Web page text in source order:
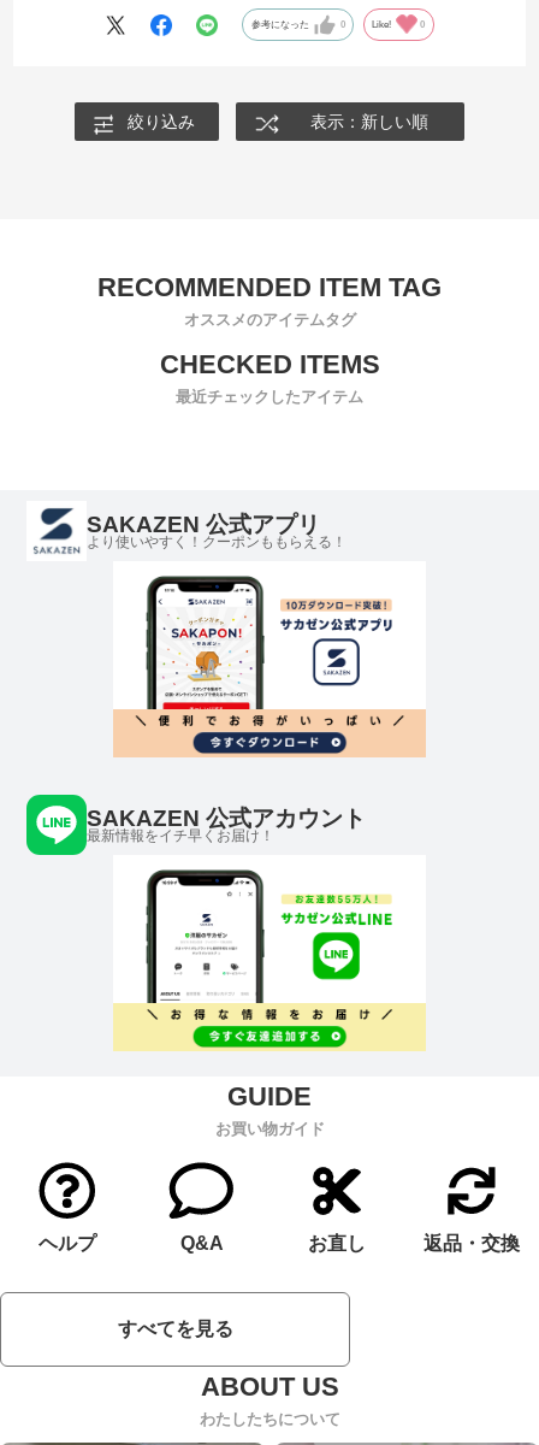
参考になった 0 Like! 0
絞り込み 表示：新しい順
オススメのアイテムタグ
最近チェックしたアイテム
SAKAZEN 公式アプリ
より使いやすく！クーポンももらえる！
SAKAZEN 公式アカウント
最新情報をイチ早くお届け！
お買い物ガイド
ヘルプ Q&A お直し 返品・交換
すべてを見る
わたしたちについて